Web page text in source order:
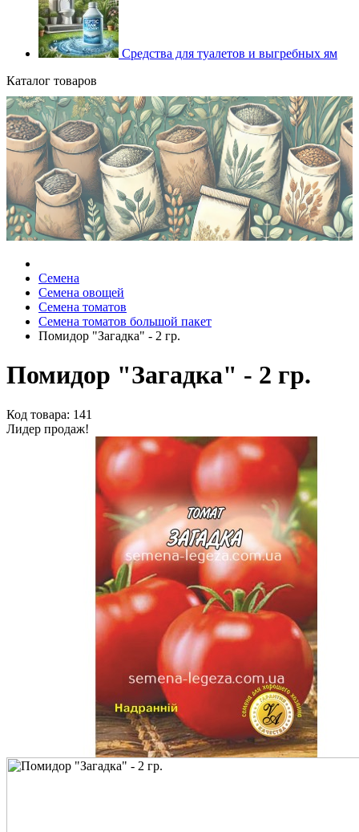
Средства для туалетов и выгребных ям
Каталог товаров
Семена
Семена овощей
Семена томатов
Семена томатов большой пакет
Помидор "Загадка" - 2 гр.
Помидор "Загадка" - 2 гр.
Код товара: 141
Лидер продаж!